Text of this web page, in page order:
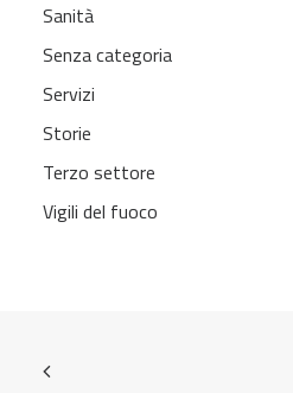
Sanità
Senza categoria
Servizi
Storie
Terzo settore
Vigili del fuoco